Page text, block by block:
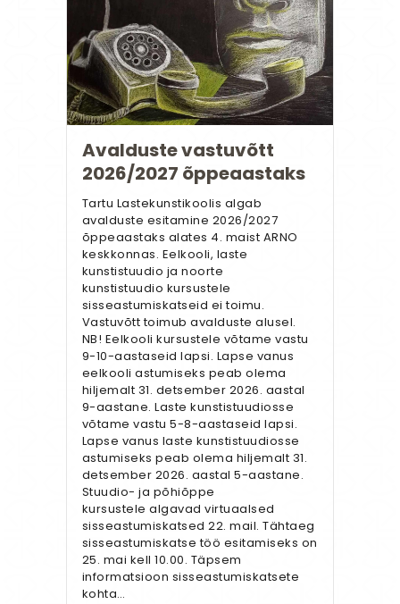
Avalduste vastuvõtt
2026/2027 õppeaastaks
Tartu Lastekunstikoolis algab
avalduste esitamine 2026/2027
õppeaastaks alates 4. maist ARNO
keskkonnas. Eelkooli, laste
kunstistuudio ja noorte
kunstistuudio kursustele
sisseastumiskatseid ei toimu.
Vastuvõtt toimub avalduste alusel.
NB! Eelkooli kursustele võtame vastu
9-10-aastaseid lapsi. Lapse vanus
eelkooli astumiseks peab olema
hiljemalt 31. detsember 2026. aastal
9-aastane. Laste kunstistuudiosse
võtame vastu 5-8-aastaseid lapsi.
Lapse vanus laste kunstistuudiosse
astumiseks peab olema hiljemalt 31.
detsember 2026. aastal 5-aastane.
Stuudio- ja põhiõppe
kursustele algavad virtuaalsed
sisseastumiskatsed 22. mail. Tähtaeg
sisseastumiskatse töö esitamiseks on
25. mai kell 10.00. Täpsem
informatsioon sisseastumiskatsete
kohta…